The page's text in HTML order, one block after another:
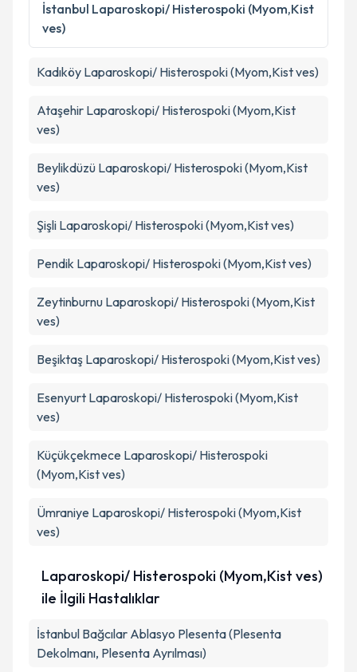
İstanbul Laparoskopi/ Histerospoki (Myom,Kist
ves)
Kadıköy Laparoskopi/ Histerospoki (Myom,Kist ves)
Ataşehir Laparoskopi/ Histerospoki (Myom,Kist
ves)
Beylikdüzü Laparoskopi/ Histerospoki (Myom,Kist
ves)
Şişli Laparoskopi/ Histerospoki (Myom,Kist ves)
Pendik Laparoskopi/ Histerospoki (Myom,Kist ves)
Zeytinburnu Laparoskopi/ Histerospoki (Myom,Kist
ves)
Beşiktaş Laparoskopi/ Histerospoki (Myom,Kist ves)
Esenyurt Laparoskopi/ Histerospoki (Myom,Kist
ves)
Küçükçekmece Laparoskopi/ Histerospoki
(Myom,Kist ves)
Ümraniye Laparoskopi/ Histerospoki (Myom,Kist
ves)
Laparoskopi/ Histerospoki (Myom,Kist ves)
ile İlgili Hastalıklar
İstanbul Bağcılar Ablasyo Plesenta (Plesenta
Dekolmanı, Plesenta Ayrılması)